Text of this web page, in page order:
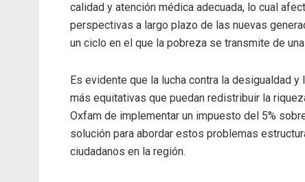
calidad y atención médica adecuada, lo cual
perspectivas a largo plazo de las nuevas
un ciclo en el que la pobreza se transmite de
Es evidente que la lucha contra la desigualdad
más equitativas que puedan redistribuir la
Oxfam de implementar un impuesto del 5%
solución para abordar estos problemas
ciudadanos en la región.